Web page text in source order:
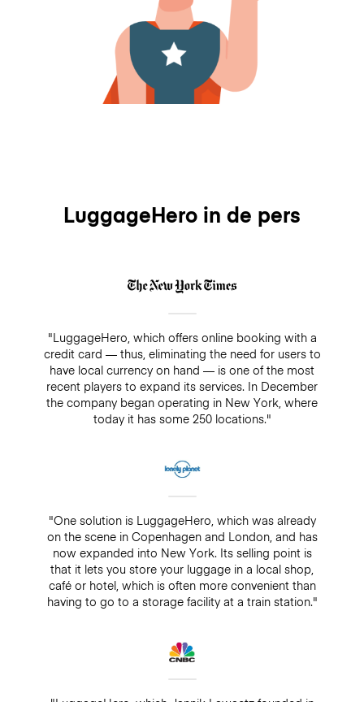
LuggageHero in de pers
"LuggageHero, which offers online booking with a
credit card — thus, eliminating the need for users to
have local currency on hand — is one of the most
recent players to expand its services. In December
the company began operating in New York, where
today it has some 250 locations."
"One solution is LuggageHero, which was already
on the scene in Copenhagen and London, and has
now expanded into New York. Its selling point is
that it lets you store your luggage in a local shop,
café or hotel, which is often more convenient than
having to go to a storage facility at a train station."